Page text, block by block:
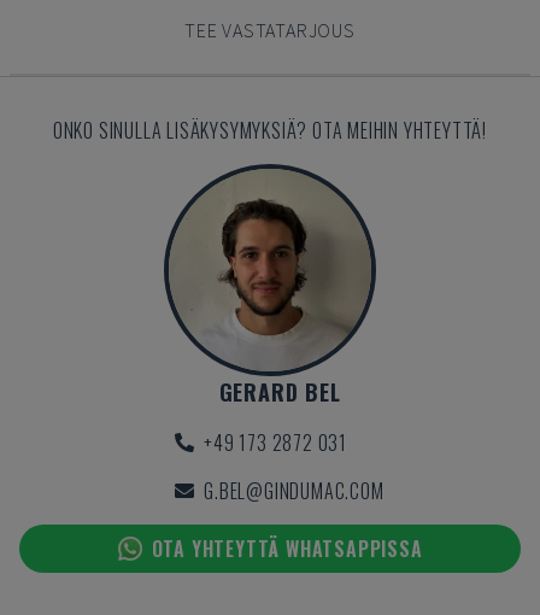
TEE VASTATARJOUS
ONKO SINULLA LISÄKYSYMYKSIÄ? OTA MEIHIN YHTEYTTÄ!
GERARD BEL
+49 173 2872 031
G.BEL@GINDUMAC.COM
OTA YHTEYTTÄ WHATSAPPISSA